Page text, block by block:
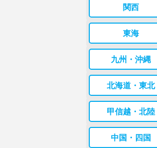
関西
東海
九州・沖縄
北海道・東北
甲信越・北陸
中国・四国